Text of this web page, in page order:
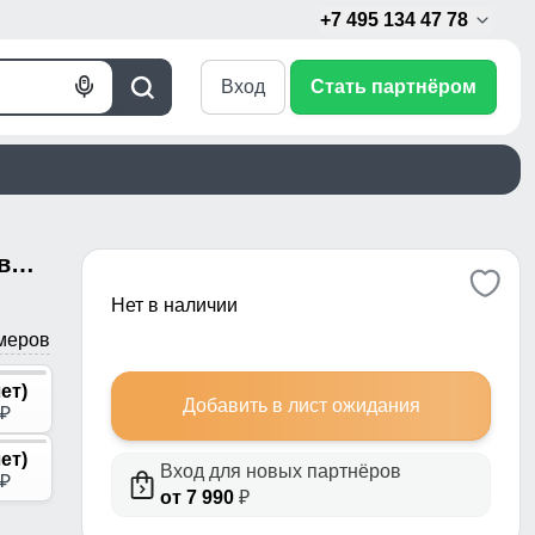
+7 495 134 47 78
Поиск
Голосовой
Вход Стать партнёром
Брюки горнолыжные подростковые для девочки розового цвета 9252R
p
p
Нет в наличии
Добавить в лист ожидания
Вход для новых партнёров
от 7 990 ₽